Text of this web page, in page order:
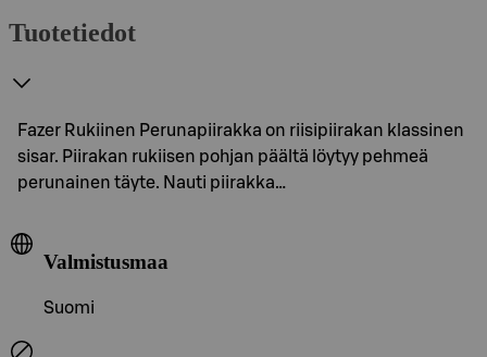
Tuotetiedot
Fazer Rukiinen Perunapiirakka on riisipiirakan klassinen
sisar. Piirakan rukiisen pohjan päältä löytyy pehmeä
perunainen täyte. Nauti piirakka…
Valmistusmaa
Suomi